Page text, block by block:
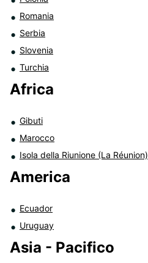
Romania
Serbia
Slovenia
Turchia
Africa
Gibuti
Marocco
Isola della Riunione (La Réunion)
America
Ecuador
Uruguay
Asia - Pacifico